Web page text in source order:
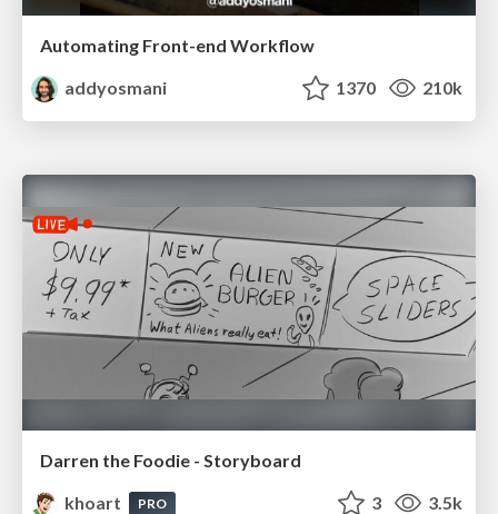
Automating Front-end Workflow
addyosmani
1370 210k
Darren the Foodie - Storyboard
khoart
PRO 3 3.5k